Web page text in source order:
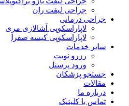
جراحی لیفت ران
جراحی درمانی
لاپاراسکوپی آشالازی مری
لاپاراسکوپی کیسه صفرا
سایر خدمات
رزرو نوبت
ورود پرسنل
جستجو پزشکان
مقالات
درباره ما
تماس با کلینیک